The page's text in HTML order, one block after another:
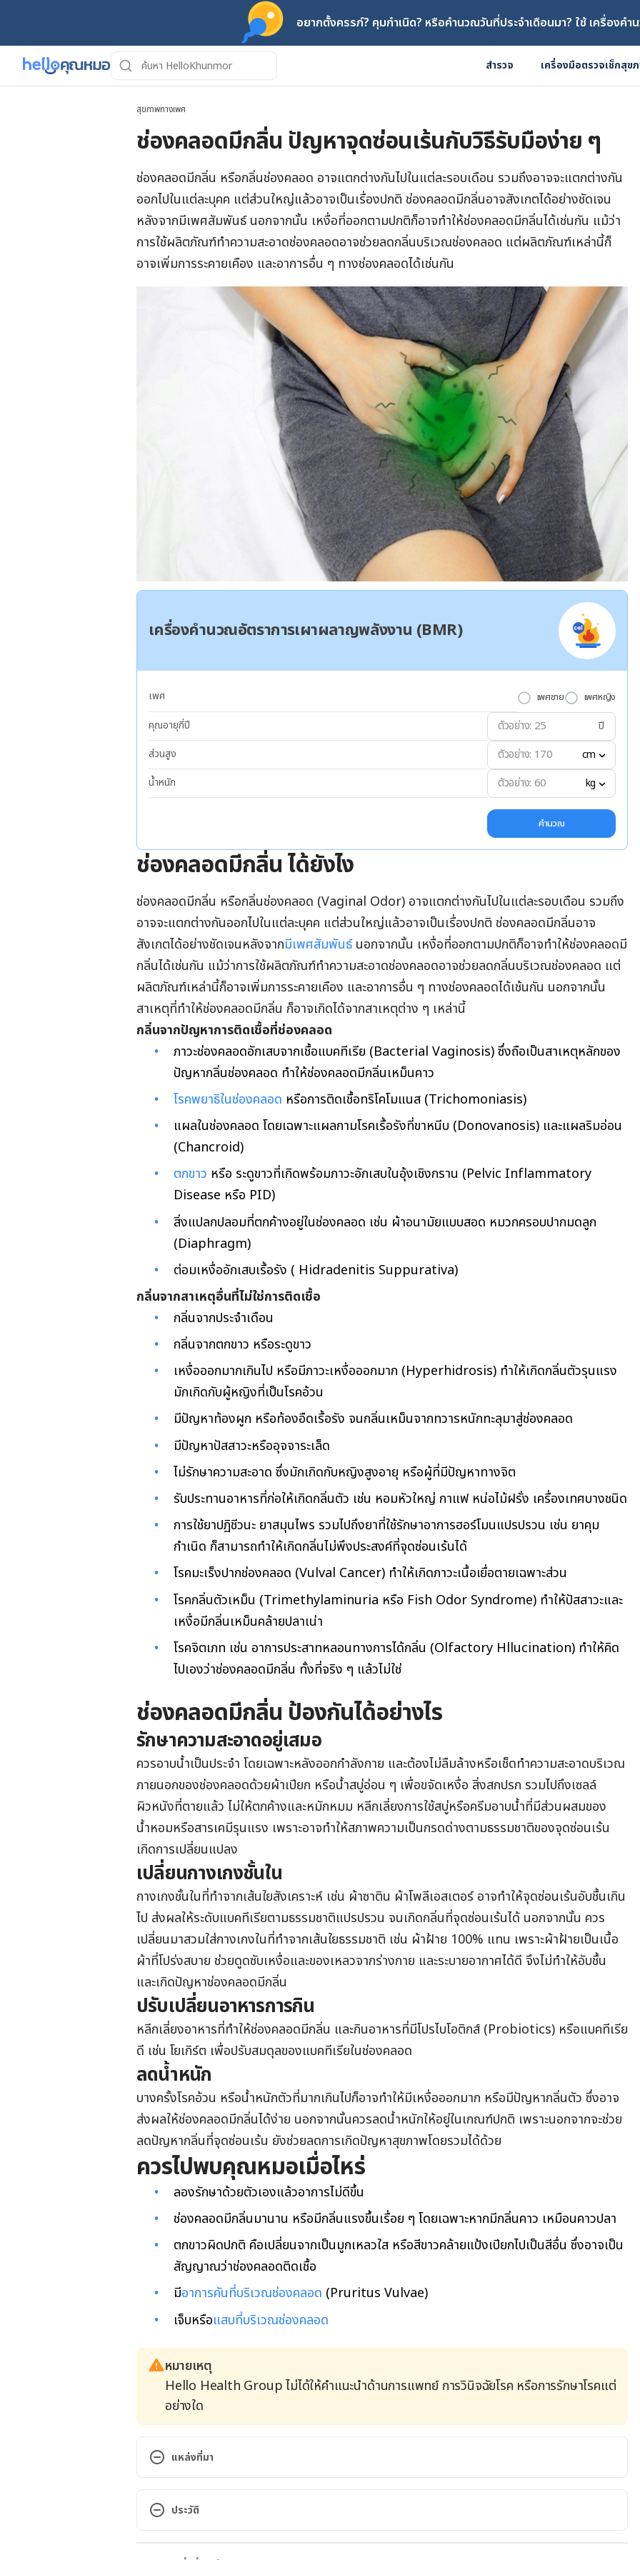
อยากตั้งครรภ์? คุมกำเนิด? หรือคำนวณวันที่ประจำเดือนมา? ใช้ เครื่องคำ
สำรวจ เครื่องมือตรวจเช็กสุข
สุขภาพทางเพศ
ช่องคลอดมีกลิ่น ปัญหาจุดซ่อนเร้นกับวิธีรับมือง่าย ๆ
ช่องคลอดมีกลิ่น หรือกลิ่นช่องคลอด อาจแตกต่างกันไปในแต่ละรอบเดือน รวมถึงอาจจะแตกต่างกัน
ออกไปในแต่ละบุคค แต่ส่วนใหญ่แล้วอาจเป็นเรื่องปกติ ช่องคลอดมีกลิ่นอาจสังเกตได้อย่างชัดเจน
หลังจากมีเพศสัมพันธ์ นอกจากนั้น เหงื่อที่ออกตามปกติก็อาจทำให้ช่องคลอดมีกลิ่นได้เช่นกัน แม้ว่า
การใช้ผลิตภัณฑ์ทำความสะอาดช่องคลอดอาจช่วยลดกลิ่นบริเวณช่องคลอด แต่ผลิตภัณฑ์เหล่านี้ก็
อาจเพิ่มการระคายเคือง และอาการอื่น ๆ ทางช่องคลอดได้เช่นกัน
เครื่องคำนวณอัตราการเผาผลาญพลังงาน (BMR)
เพศ เพศชาย เพศหญิง
คุณอายุกี่ปี
ปี
ส่วนสูง
cm
น้ำหนัก
kg
คำนวณ
ช่องคลอดมีกลิ่น ได้ยังไง
ช่องคลอดมีกลิ่น หรือกลิ่นช่องคลอด (Vaginal Odor) อาจแตกต่างกันไปในแต่ละรอบเดือน รวมถึง
อาจจะแตกต่างกันออกไปในแต่ละบุคค แต่ส่วนใหญ่แล้วอาจเป็นเรื่องปกติ ช่องคลอดมีกลิ่นอาจ
สังเกตได้อย่างชัดเจนหลังจากมีเพศสัมพันธ์นอกจากนั้น เหงื่อที่ออกตามปกติก็อาจทำให้ช่องคลอดมี
กลิ่นได้เช่นกัน แม้ว่าการใช้ผลิตภัณฑ์ทำความสะอาดช่องคลอดอาจช่วยลดกลิ่นบริเวณช่องคลอด แต่
ผลิตภัณฑ์เหล่านี้ก็อาจเพิ่มการระคายเคือง และอาการอื่น ๆ ทางช่องคลอดได้เช้นกัน นอกจากนั้น
สาเหตุที่ทำให้ช่องคลอดมีกลิ่น ก็อาจเกิดได้จากสาเหตุต่าง ๆ เหล่านี้
กลิ่นจากปัญหาการติดเชื้อที่ช่องคลอด
ภาวะช่องคลอดอักเสบจากเชื้อแบคทีเรีย (Bacterial Vaginosis) ซึ่งถือเป็นสาเหตุหลักของ
ปัญหากลิ่นช่องคลอด ทำให้ช่องคลอดมีกลิ่นเหม็นคาว
โรคพยาธิในช่องคลอด หรือการติดเชื้อทริโคโมแนส (Trichomoniasis)
แผลในช่องคลอด โดยเฉพาะแผลกามโรคเรื้อรังที่ขาหนีบ (Donovanosis) และแผลริมอ่อน
(Chancroid)
ตกขาว หรือ ระดูขาวที่เกิดพร้อมภาวะอักเสบในอุ้งเชิงกราน (Pelvic Inflammatory
Disease หรือ PID)
สิ่งแปลกปลอมที่ตกค้างอยู่ในช่องคลอด เช่น ผ้าอนามัยแบบสอด หมวกครอบปากมดลูก
(Diaphragm)
ต่อมเหงื่ออักเสบเรื้อรัง ( Hidradenitis Suppurativa)
กลิ่นจากสาเหตุอื่นที่ไม่ใช่การติดเชื้อ
กลิ่นจากประจำเดือน
กลิ่นจากตกขาว หรือระดูขาว
เหงื่อออกมากเกินไป หรือมีภาวะเหงื่อออกมาก (Hyperhidrosis) ทำให้เกิดกลิ่นตัวรุนแรง
มักเกิดกับผู้หญิงที่เป็นโรคอ้วน
มีปัญหาท้องผูก หรือท้องอืดเรื้อรัง จนกลิ่นเหม็นจากทวารหนักทะลุมาสู่ช่องคลอด
มีปัญหาปัสสาวะหรืออุจจาระเล็ด
ไม่รักษาความสะอาด ซึ่งมักเกิดกับหญิงสูงอายุ หรือผู้ที่มีปัญหาทางจิต
รับประทานอาหารที่ก่อให้เกิดกลิ่นตัว เช่น หอมหัวใหญ่ กาแฟ หน่อไม้ฝรั่ง เครื่องเทศบางชนิด
การใช้ยาปฏิชีวนะ ยาสมุนไพร รวมไปถึงยาที่ใช้รักษาอาการฮอร์โมนแปรปรวน เช่น ยาคุม
กำเนิด ก็สามารถทำให้เกิดกลิ่นไม่พึงประสงค์ที่จุดซ่อนเร้นได้
โรคมะเร็งปากช่องคลอด (Vulval Cancer) ทำให้เกิดภาวะเนื้อเยื่อตายเฉพาะส่วน
โรคกลิ่นตัวเหม็น (Trimethylaminuria หรือ Fish Odor Syndrome) ทำให้ปัสสาวะและ
เหงื่อมีกลิ่นเหม็นคล้ายปลาเน่า
โรคจิตเภท เช่น อาการประสาทหลอนทางการได้กลิ่น (Olfactory Hllucination) ทำให้คิด
ไปเองว่าช่องคลอดมีกลิ่น ทั้งที่จริง ๆ แล้วไม่ใช่
ช่องคลอดมีกลิ่น ป้องกันได้อย่างไร
รักษาความสะอาดอยู่เสมอ
ควรอาบน้ำเป็นประจำ โดยเฉพาะหลังออกกำลังกาย และต้องไม่ลืมล้างหรือเช็ดทำความสะอาดบริเวณ
ภายนอกของช่องคลอดด้วยผ้าเปียก หรือน้ำสบู่อ่อน ๆ เพื่อขจัดเหงื่อ สิ่งสกปรก รวมไปถึงเซลล์
ผิวหนังที่ตายแล้ว ไม่ให้ตกค้างและหมักหมม หลีกเลี่ยงการใช้สบู่หรือครีมอาบน้ำที่มีส่วนผสมของ
น้ำหอมหรือสารเคมีรุนแรง เพราะอาจทำให้สภาพความเป็นกรดด่างตามธรรมชาติของจุดซ่อนเร้น
เกิดการเปลี่ยนแปลง
เปลี่ยนกางเกงชั้นใน
กางเกงชั้นในที่ทำจากเส้นใยสังเคราะห์ เช่น ผ้าซาติน ผ้าโพลีเอสเตอร์ อาจทำให้จุดซ่อนเร้นอับชื้นเกิน
ไป ส่งผลให้ระดับแบคทีเรียตามธรรมชาติแปรปรวน จนเกิดกลิ่นที่จุดซ่อนเร้นได้ นอกจากนั้น ควร
เปลี่ยนมาสวมใส่กางเกงในที่ทำจากเส้นใยธรรมชาติ เช่น ผ้าฝ้าย 100% แทน เพราะผ้าฝ้ายเป็นเนื้อ
ผ้าที่โปร่งสบาย ช่วยดูดซับเหงื่อและของเหลวจากร่างกาย และระบายอากาศได้ดี จึงไม่ทำให้อับชื้น
และเกิดปัญหาช่องคลอดมีกลิ่น
ปรับเปลี่ยนอาหารการกิน
หลีกเลี่ยงอาหารที่ทำให้ช่องคลอดมีกลิ่น และกินอาหารที่มีโปรไบโอติกส์ (Probiotics) หรือแบคทีเรีย
ดี เช่น โยเกิร์ต เพื่อปรับสมดุลของแบคทีเรียในช่องคลอด
ลดน้ำหนัก
บางครั้งโรคอ้วน หรือน้ำหนักตัวที่มากเกินไปก็อาจทำให้มีเหงื่อออกมาก หรือมีปัญหากลิ่นตัว ซึ่งอาจ
ส่งผลให้ช่องคลอดมีกลิ่นได้ง่าย นอกจากนั้นควรลดน้ำหนักให้อยู่ในเกณฑ์ปกติ เพราะนอกจากจะช่วย
ลดปัญหากลิ่นที่จุดซ่อนเร้น ยังช่วยลดการเกิดปัญหาสุขภาพโดยรวมได้ด้วย
ควรไปพบคุณหมอเมื่อไหร่
ลองรักษาด้วยตัวเองแล้วอาการไม่ดีขึ้น
ช่องคลอดมีกลิ่นมานาน หรือมีกลิ่นแรงขึ้นเรื่อย ๆ โดยเฉพาะหากมีกลิ่นคาว เหมือนคาวปลา
ตกขาวผิดปกติ คือเปลี่ยนจากเป็นมูกเหลวใส หรือสีขาวคล้ายแป้งเปียกไปเป็นสีอื่น ซึ่งอาจเป็น
สัญญาณว่าช่องคลอดติดเชื้อ
มีอาการคันที่บริเวณช่องคลอด (Pruritus Vulvae)
เจ็บหรือแสบที่บริเวณช่องคลอด
หมายเหตุ
Hello Health Group ไม่ได้ให้คำแนะนำด้านการแพทย์ การวินิจฉัยโรค หรือการรักษาโรคแต่
อย่างใด
แหล่งที่มา
A bad-smelling vagina. https://www.health24.com/Medical/Vaginal-
health/Infections/A-bad-smelling-vagina-20130210. Accessed January 22, 2019
20050664. Accessed January 12, 2022
ประวัติ
เวอร์ชันปัจจุบัน